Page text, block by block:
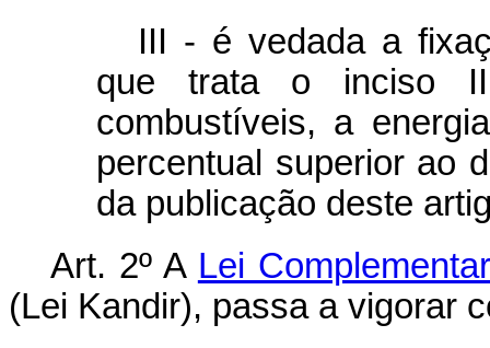
III - é vedada a
que trata o inciso
combustíveis, a
percentual superior ao
da publicação deste
Art. 2º A Lei
(Lei Kandir), passa a vigorar